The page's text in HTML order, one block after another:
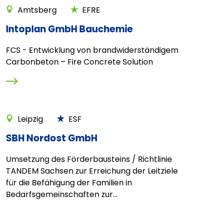
Amtsberg EFRE
Intoplan GmbH Bauchemie
FCS - Entwicklung von brandwiderständigem
Carbonbeton – Fire Concrete Solution
Leipzig ESF
SBH Nordost GmbH
Umsetzung des Förderbausteins / Richtlinie
TANDEM Sachsen zur Erreichung der Leitziele
für die Befähigung der Familien in
Bedarfsgemeinschaften zur...